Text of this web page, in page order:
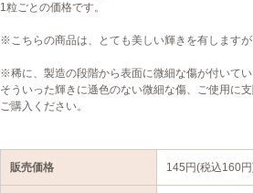
1粒ごとの価格です。
※こちらの商品は、とても美しい輝きを有します
※稀に、製造の段階から表面に微細な傷が付いてい
そういった輝きに遜色のない微細な傷、ご使用に
ご購入ください。
販売価格 145円(税込160